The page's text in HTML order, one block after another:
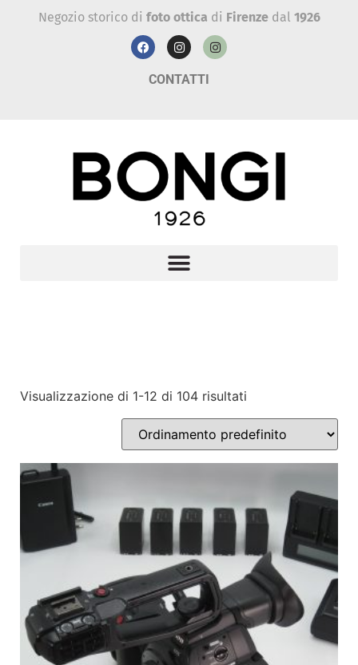
Negozio storico di foto ottica di Firenzedal 1926
CONTATTI
Visualizzazione di 1-12 di 104 risultati